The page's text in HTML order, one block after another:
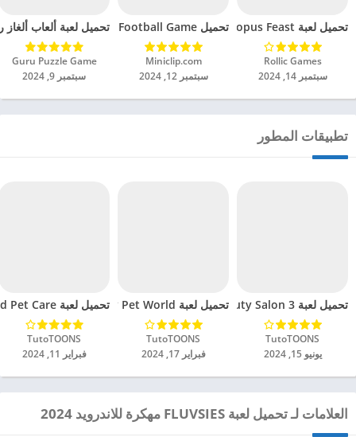
تحميل لعبة Octopus Feast مهكرة للاندرويد 2024
Rollic Games‏
سبتمبر 14, 2024
تحميل Soccer Hero PvP Football Game مهكرة للاندرويد 2024
Miniclip.com‏
سبتمبر 12, 2024
تحميل لعبة ألعاب ألغاز
Guru Puzzle Game‏
سبتمبر 9, 2024
تطبيقات المطور
تحميل لعبة Sweet Baby Girl Beauty Salon 3 مهكرة للاندرويد 2024
TutoTOONS‏
يونيو 15, 2024
تحميل لعبة Bunnsies Happy Pet World مهكرة للاندرويد 2024
TutoTOONS‏
فبراير 17, 2024
تحميل لعبة Jungle Floof Island Pet Care مهكرة للاندرويد 2024
TutoTOONS‏
فبراير 11, 2024
العلامات لـ تحميل لعبة FLUVSIES مهكرة للاندرويد 2024